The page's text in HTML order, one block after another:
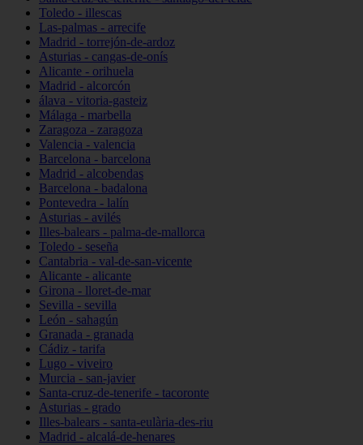
Toledo - illescas
Las-palmas - arrecife
Madrid - torrejón-de-ardoz
Asturias - cangas-de-onís
Alicante - orihuela
Madrid - alcorcón
álava - vitoria-gasteiz
Málaga - marbella
Zaragoza - zaragoza
Valencia - valencia
Barcelona - barcelona
Madrid - alcobendas
Barcelona - badalona
Pontevedra - lalín
Asturias - avilés
Illes-balears - palma-de-mallorca
Toledo - seseña
Cantabria - val-de-san-vicente
Alicante - alicante
Girona - lloret-de-mar
Sevilla - sevilla
León - sahagún
Granada - granada
Cádiz - tarifa
Lugo - viveiro
Murcia - san-javier
Santa-cruz-de-tenerife - tacoronte
Asturias - grado
Illes-balears - santa-eulària-des-riu
Madrid - alcalá-de-henares